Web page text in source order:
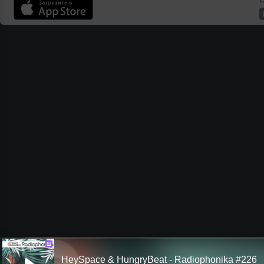
Ш
HeySpace & HungryBeat - Radiophonika #226